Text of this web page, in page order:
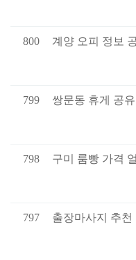
800 계양 오피 정보
799 쌍문동 휴게 공
798 구미 룸빵 가격
797 출장마사지 추천